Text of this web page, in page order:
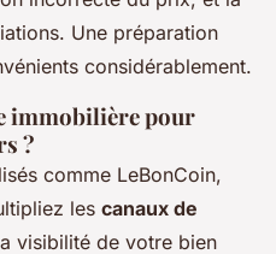
Une préparation
considérablement.
immobilière pour
?
comme LeBonCoin,
les canaux de
visibilité de votre bien